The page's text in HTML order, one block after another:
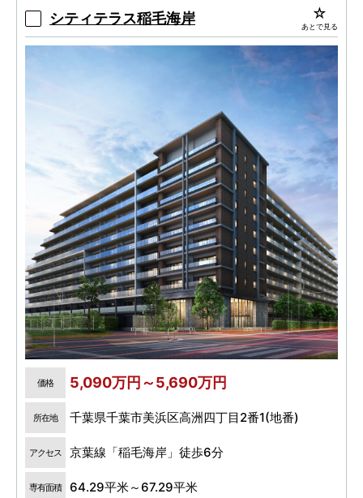
シティテラス稲毛海岸 あとで見る
価格 5,090万円～5,690万円
所在地 千葉県千葉市美浜区高洲四丁目2番1(地番)
アクセス 京葉線「稲毛海岸」徒歩6分
専有面積 64.29平米～67.29平米